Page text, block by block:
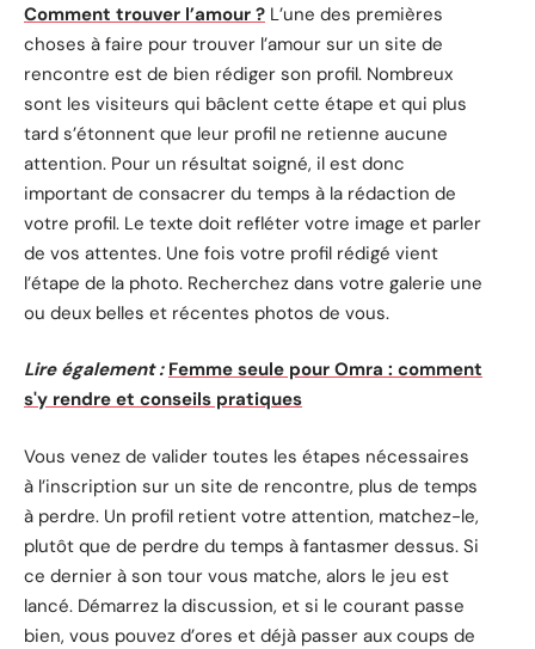
Comment trouver l’amour ? L’une des premières
choses à faire pour trouver l’amour sur un site de
rencontre est de bien rédiger son profil. Nombreux
sont les visiteurs qui bâclent cette étape et qui plus
tard s’étonnent que leur profil ne retienne aucune
attention. Pour un résultat soigné, il est donc
important de consacrer du temps à la rédaction de
votre profil. Le texte doit refléter votre image et parler
de vos attentes. Une fois votre profil rédigé vient
l’étape de la photo. Recherchez dans votre galerie une
ou deux belles et récentes photos de vous.
Lire également : Femme seule pour Omra : comment
s'y rendre et conseils pratiques
Vous venez de valider toutes les étapes nécessaires
à l’inscription sur un site de rencontre, plus de temps
à perdre. Un profil retient votre attention, matchez-le,
plutôt que de perdre du temps à fantasmer dessus. Si
ce dernier à son tour vous matche, alors le jeu est
lancé. Démarrez la discussion, et si le courant passe
bien, vous pouvez d’ores et déjà passer aux coups de